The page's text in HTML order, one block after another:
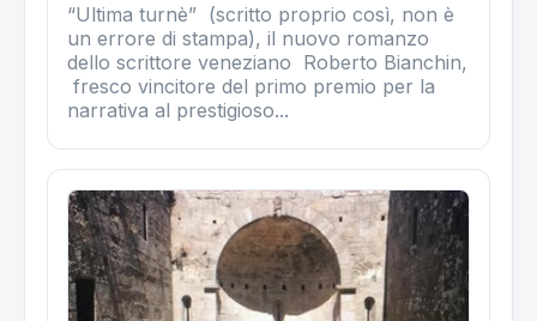
“Ultima turnè” (scritto proprio così, non è
un errore di stampa), il nuovo romanzo
dello scrittore veneziano Roberto Bianchin,
fresco vincitore del primo premio per la
narrativa al prestigioso...